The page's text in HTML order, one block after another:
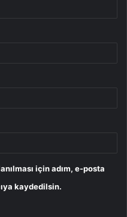
için adım, e-posta
kaydedilsin.